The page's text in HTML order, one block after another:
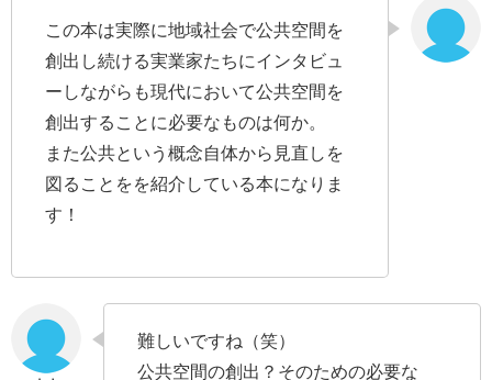
この本は実際に地域社会で公共空間を
創出し続ける実業家たちにインタビュ
ーしながらも現代において公共空間を
創出することに必要なものは何か。
また公共という概念自体から見直しを
図ることをを紹介している本になりま
す！
難しいですね（笑）
公共空間の創出？そのための必要な